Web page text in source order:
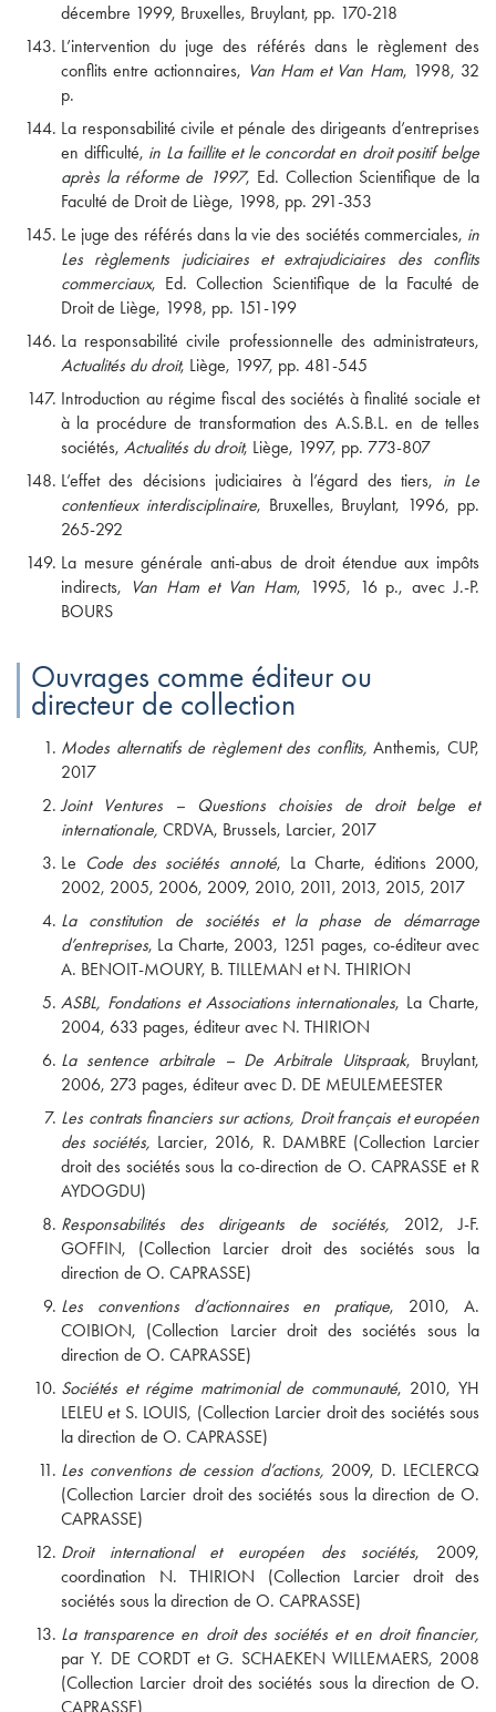
décembre 1999, Bruxelles, Bruylant, pp. 170-218
L’intervention du juge des référés dans le règlement des
conflits entre actionnaires, Van Ham et Van Ham, 1998, 32
p.
La responsabilité civile et pénale des dirigeants d’entreprises
en difficulté, in La faillite et le concordat en droit positif belge
après la réforme de 1997, Ed. Collection Scientifique de la
Faculté de Droit de Liège, 1998, pp. 291-353
Le juge des référés dans la vie des sociétés commerciales, in
Les règlements judiciaires et extrajudiciaires des conflits
commerciaux, Ed. Collection Scientifique de la Faculté de
Droit de Liège, 1998, pp. 151-199
La responsabilité civile professionnelle des administrateurs,
Actualités du droit, Liège, 1997, pp. 481-545
Introduction au régime fiscal des sociétés à finalité sociale et
à la procédure de transformation des A.S.B.L. en de telles
sociétés, Actualités du droit, Liège, 1997, pp. 773-807
L’effet des décisions judiciaires à l’égard des tiers, in Le
contentieux interdisciplinaire, Bruxelles, Bruylant, 1996, pp.
265-292
La mesure générale anti-abus de droit étendue aux impôts
indirects,
Van Ham et Van Ham, 1995, 16 p., avec J.-P.
BOURS
Ouvrages comme éditeur ou
directeur de collection
Modes alternatifs de règlement des conflits, Anthemis, CUP,
2017
Joint Ventures – Questions choisies de droit belge et
internationale, CRDVA, Brussels, Larcier, 2017
Le Code des sociétés annoté, La Charte, éditions 2000,
2002, 2005, 2006, 2009, 2010, 2011, 2013, 2015, 2017
La constitution de sociétés et la phase de démarrage
d’entreprises, La Charte, 2003, 1251 pages, co-éditeur avec
A. BENOIT-MOURY, B. TILLEMAN et N. THIRION
ASBL, Fondations et Associations internationales, La Charte,
2004, 633 pages, éditeur avec N. THIRION
La sentence arbitrale – De Arbitrale Uitspraak, Bruylant,
2006, 273 pages, éditeur avec D. DE MEULEMEESTER
Les contrats financiers sur actions, Droit français et européen
des sociétés, Larcier, 2016, R. DAMBRE (Collection Larcier
droit des sociétés sous la co-direction de O. CAPRASSE et R
AYDOGDU)
Responsabilités des dirigeants de sociétés, 2012, J-F.
GOFFIN, (Collection Larcier droit des sociétés sous la
direction de O. CAPRASSE)
Les conventions d’actionnaires en pratique, 2010, A.
COIBION, (Collection Larcier droit des sociétés sous la
direction de O. CAPRASSE)
Sociétés et régime matrimonial de communauté, 2010, YH
LELEU et S. LOUIS, (Collection Larcier droit des sociétés sous
la direction de O. CAPRASSE)
Les conventions de cession d’actions, 2009, D. LECLERCQ
(Collection Larcier droit des sociétés sous la direction de O.
CAPRASSE)
Droit international et européen des sociétés, 2009,
coordination N. THIRION (Collection Larcier droit des
sociétés sous la direction de O. CAPRASSE)
La transparence en droit des sociétés et en droit financier,
par Y. DE CORDT et G. SCHAEKEN WILLEMAERS, 2008
(Collection Larcier droit des sociétés sous la direction de O.
CAPRASSE)